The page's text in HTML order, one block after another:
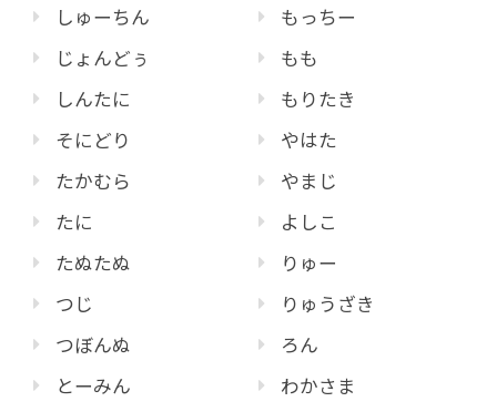
しゅーちん
じょんどぅ
しんたに
そにどり
たかむら
たに
たぬたぬ
つじ
つぼんぬ
とーみん
もっちー
もも
もりたき
やはた
やまじ
よしこ
りゅー
りゅうざき
ろん
わかさま